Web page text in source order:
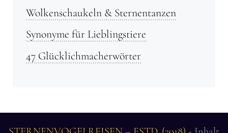
Wolkenschaukeln & Sternentanzen
Synonyme für Lieblingstiere
47 Glücklichmacherwörter